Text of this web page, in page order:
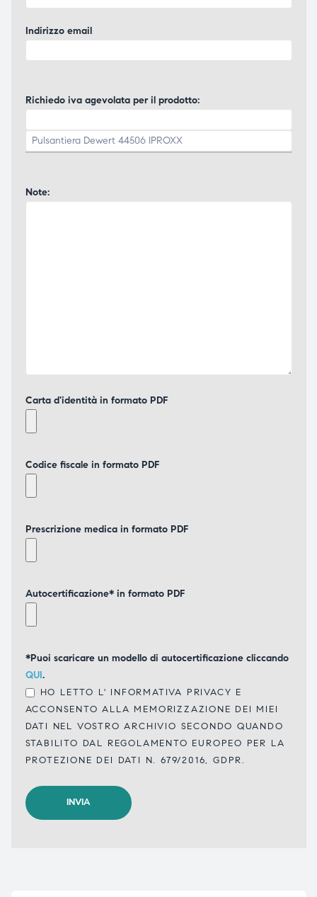
Indirizzo email
Richiedo iva agevolata per il prodotto:
Note:
Carta d'identità in formato PDF
Codice fiscale in formato PDF
Prescrizione medica in formato PDF
Autocertificazione* in formato PDF
*Puoi scaricare un modello di autocertificazione cliccando
QUI.
HO LETTO L' INFORMATIVA PRIVACY E
ACCONSENTO ALLA MEMORIZZAZIONE DEI MIEI
DATI NEL VOSTRO ARCHIVIO SECONDO QUANDO
STABILITO DAL REGOLAMENTO EUROPEO PER LA
PROTEZIONE DEI DATI N. 679/2016, GDPR.